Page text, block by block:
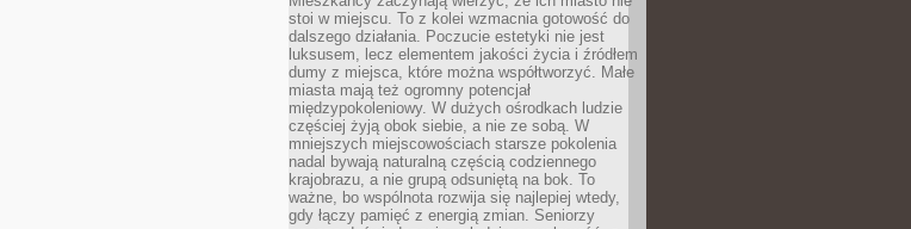
stoi w miejscu. To z kolei wzmacnia gotowość do
dalszego działania. Poczucie estetyki nie jest
luksusem, lecz elementem jakości życia i źródłem
dumy z miejsca, które można współtworzyć. Małe
miasta mają też ogromny potencjał
międzypokoleniowy. W dużych ośrodkach ludzie
częściej żyją obok siebie, a nie ze sobą. W
mniejszych miejscowościach starsze pokolenia
nadal bywają naturalną częścią codziennego
krajobrazu, a nie grupą odsuniętą na bok. To
ważne, bo wspólnota rozwija się najlepiej wtedy,
gdy łączy pamięć z energią zmian. Seniorzy